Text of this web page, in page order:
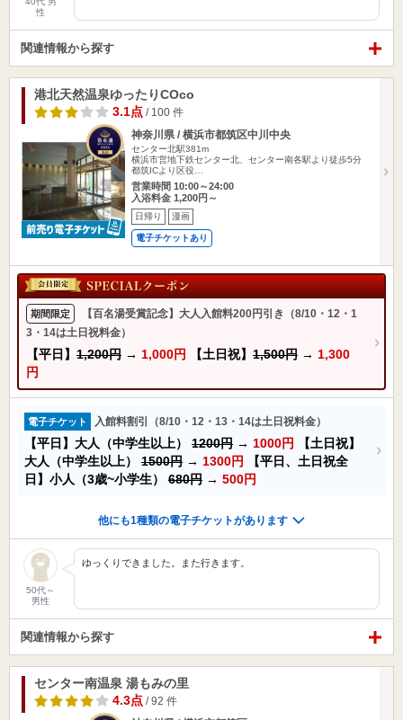
性
関連情報から探す
港北天然温泉ゆったりCOco
3.1点 / 100 件
神奈川県 / 横浜市都筑区中川中央
センター北駅381m
横浜市営地下鉄センター北、センター南各駅より徒歩5分
都筑ICより区役…
営業時間 10:00～24:00
入浴料金 1,200円～
日帰り 漫画
電子チケットあり
期間限定
【百名湯受賞記念】大人入館料200円引き（8/10・12・1
3・14は土日祝料金）
【平日】 1,200円 → 1,000円 【土日祝】 1,500円 → 1,300
円
電子チケット 入館料割引（8/10・12・13・14は土日祝料金）
【平日】大人（中学生以上） 1200円 → 1000円
【土日祝】
大人（中学生以上） 1500円 → 1300円
【平日、土日祝全
日】小人（3歳~小学生） 680円 → 500円
他にも1種類の電子チケットがあります
50代～
男性
ゆっくりできました。また行きます。
関連情報から探す
センター南温泉 湯もみの里
4.3点 / 92 件